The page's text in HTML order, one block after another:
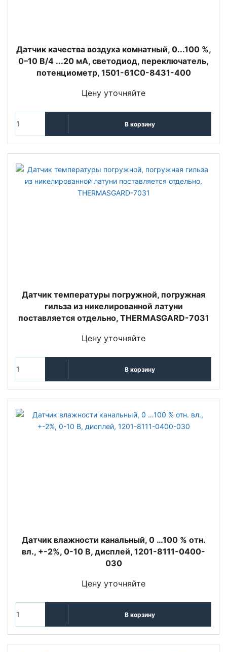
Датчик качества воздуха комнатный, 0...100 %,
0–10 В/4 ...20 мA, светодиод, переключатель,
потенциометр, 1501-61C0-8431-400
Цену уточняйте
В корзину
Датчик температуры погружной, погружная
гильза из никелированной латуни
поставляется отдельно, THERMASGARD-7031
Цену уточняйте
В корзину
Датчик влажности канальный, 0 …100 % отн.
вл., +-2%, 0-10 В, дисплей, 1201-8111-0400-
030
Цену уточняйте
В корзину